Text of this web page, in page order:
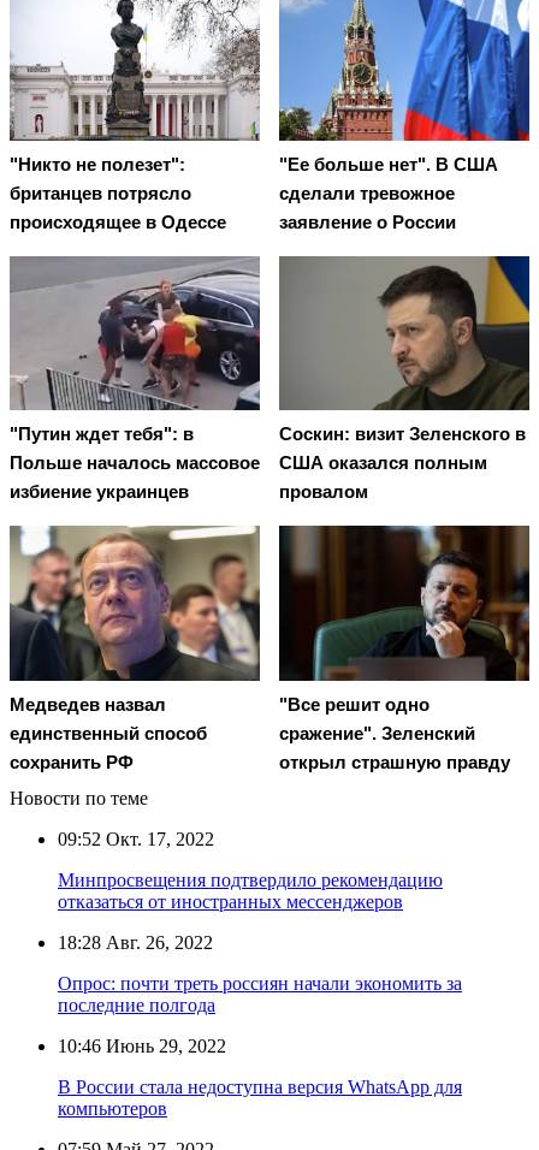
"Никто не полезет":
британцев потрясло
происходящее в Одессе
"Ее больше нет". В США
сделали тревожное
заявление о России
"Путин ждет тебя": в
Польше началось массовое
избиение украинцев
Соскин: визит Зеленского в
США оказался полным
провалом
Медведев назвал
единственный способ
сохранить РФ
"Все решит одно
сражение". Зеленский
открыл страшную правду
Новости по теме
09:52 Окт. 17, 2022
Минпросвещения подтвердило рекомендацию
отказаться от иностранных мессенджеров
18:28 Авг. 26, 2022
Опрос: почти треть россиян начали экономить за
последние полгода
10:46 Июнь 29, 2022
В России стала недоступна версия WhatsApp для
компьютеров